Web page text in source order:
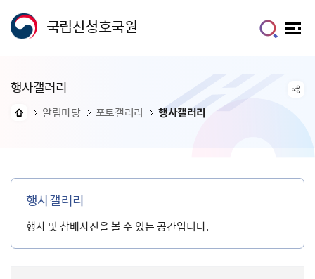
국립산청호국원
행사갤러리
알림마당 포토갤러리 행사갤러리
행사갤러리
행사 및 참배사진을 볼 수 있는 공간입니다.